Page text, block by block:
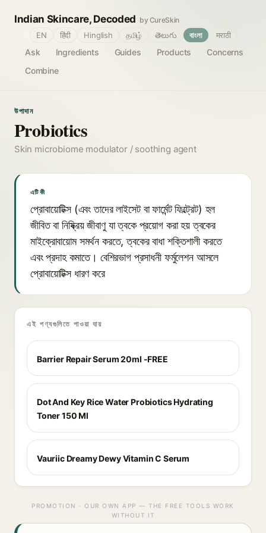
Indian Skincare, Decoded by CureSkin
Ask Ingredients Guides Products
Concerns
Combine
EN हिंदी Hinglish தமிழ் తెలుగు বাংলা मराठी
উপাদান
Probiotics
Skin microbiome modulator / soothing agent
এটি কী
প্রোবায়োটিক্স (এবং তাদের লাইসেট বা ফার্মেন্ট ফিল্ট্রেট) হল
জীবিত বা নিষ্ক্রিয় জীবাণু যা ত্বকে প্রয়োগ করা হয় ত্বকের
মাইক্রোবায়োম সমর্থন করতে, ত্বকের বাধা শক্তিশালী করতে
এবং প্রদাহ কমাতে। বেশিরভাগ প্রসাধনী ফর্মুলেশন আসলে
প্রোবায়োটিক্স ধারণ করে
এই পণ্যগুলিতে পাওয়া যায়
Barrier Repair Serum 20ml -FREE
Dot And Key Rice Water Probiotics Hydrating
Toner 150 Ml
Vauriic Dreamy Dewy Vitamin C Serum
PROMOTION · OUR OWN APP — THE FREE TOOLS WORK
WITHOUT IT